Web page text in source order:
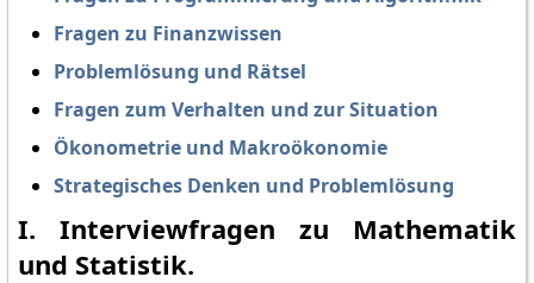
Fragen zu Finanzwissen
Problemlösung und Rätsel
Fragen zum Verhalten und zur Situation
Ökonometrie und Makroökonomie
Strategisches Denken und Problemlösung
I. Interviewfragen zu Mathematik
und Statistik.